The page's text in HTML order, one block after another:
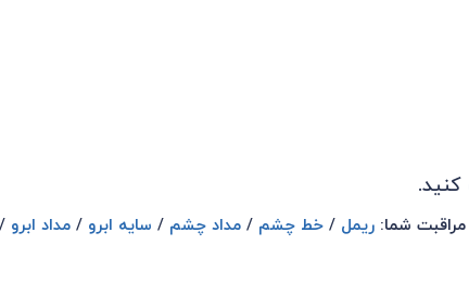
کنید.
شما: ریمل / خط چشم / مداد چشم / سایه ابرو / مداد ابرو /